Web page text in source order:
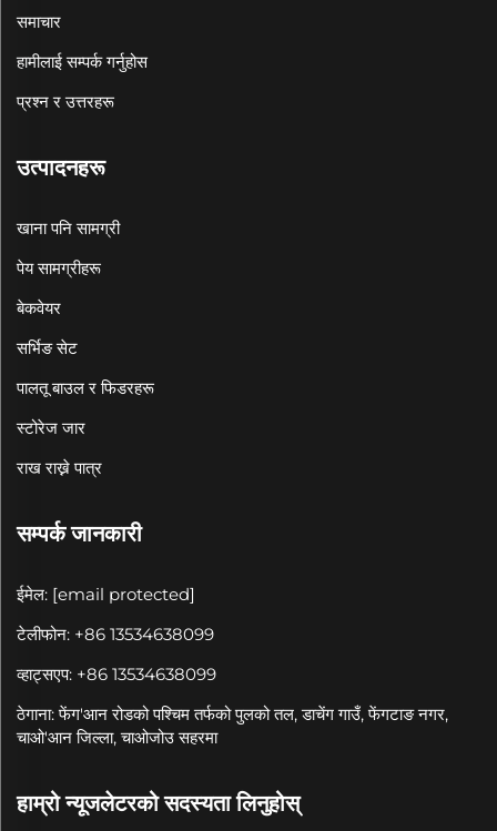
समाचार
हामीलाई सम्पर्क गर्नुहोस
प्रश्न र उत्तरहरू
उत्पादनहरू
खाना पनि सामग्री
पेय सामग्रीहरू
बेकवेयर
सर्भिङ सेट
पालतू बाउल र फिडरहरू
स्टोरेज जार
राख राख्ने पात्र
सम्पर्क जानकारी
ईमेल: [email protected]
टेलीफोन: +86 13534638099
व्हाट्सएप: +86 13534638099
ठेगाना: फेंग'आन रोडको पश्चिम तर्फको पुलको तल, डाचेंग गाउँ, फेंगटाङ नगर,
चाओ'आन जिल्ला, चाओजोउ सहरमा
हाम्रो न्यूजलेटरको सदस्यता लिनुहोस्